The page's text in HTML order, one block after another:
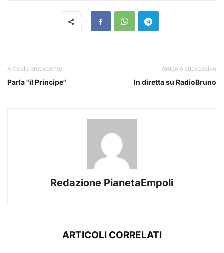
Articolo precedente
Parla "il Principe"
Articolo successivo
In diretta su RadioBruno
Redazione PianetaEmpoli
ARTICOLI CORRELATI